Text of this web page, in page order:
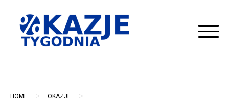
content
HOME > OKAZJE >